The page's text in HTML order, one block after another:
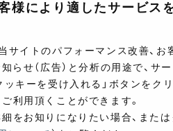
様により適したサービス
サイトのパフォーマンス改善、
知らせ（広告）と分析の用途で、
ッキーを受け入れる」ボタンを
利用頂くことができます。
をお知りになりたい場合、また